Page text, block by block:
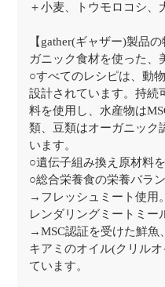
＋小麦、トウモロコシ、
【gather(ギャザー)製品
ガニック食材を使った、
○すべてのレシピは、動
設計されています。持続
料を使用し、水産物は
類、豆類はオーガニック
います。
○遺伝子組み換え原材料
○総合栄養食の栄養バラ
→フレッシュミート使用。
レンダリングミートミー
→MSC認証を受けた鮮魚
キアミのオイル(クリル
ています。